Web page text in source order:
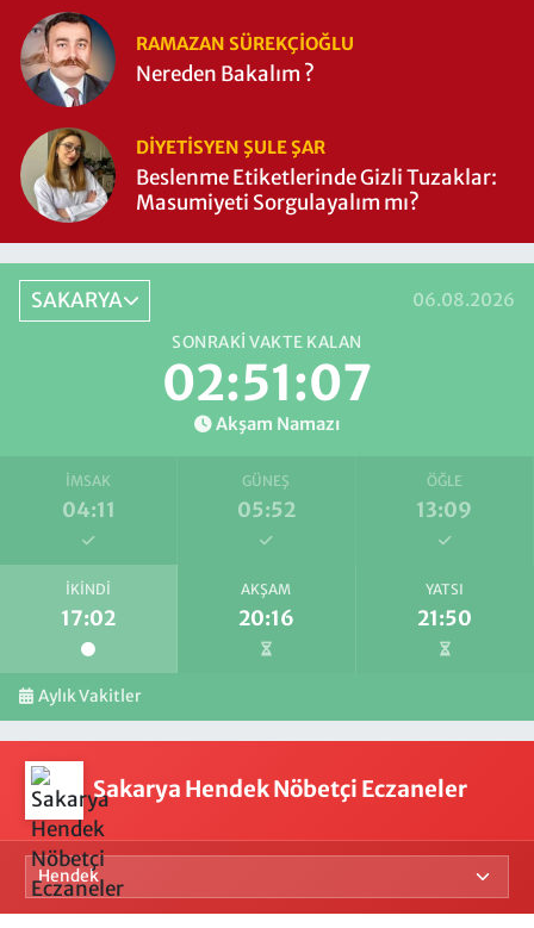
RAMAZAN SÜREKÇIOĞLU
Nereden Bakalım ?
DIYETISYEN ŞULE ŞAR
Beslenme Etiketlerinde Gizli Tuzaklar:
Masumiyeti Sorgulayalım mı?
SAKARYA 06.08.2026
SONRAKI VAKTE KALAN
02:51:07
Akşam Namazı
İMSAK
04:11
GÜNEŞ
05:52
ÖĞLE
13:09
İKINDI
17:02
AKŞAM
20:16
YATSI
21:50
Aylık Vakitler
Sakarya Hendek Nöbetçi Eczaneler